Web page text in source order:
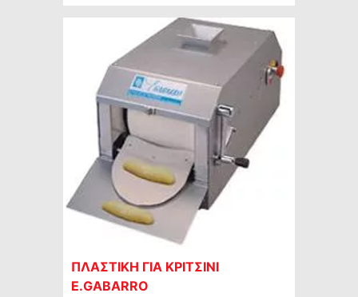
ΠΛΑΣΤΙΚΗ ΓΙΑ ΚΡΙΤΣΙΝΙ
E.GABARRO